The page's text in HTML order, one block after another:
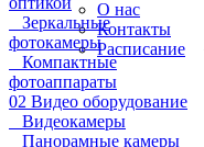
О нас
Контакты
Расписание
Зеркальные
фотокамеры
Компактные
фотоаппараты
02 Видео оборудование
Видеокамеры
Панорамные камеры